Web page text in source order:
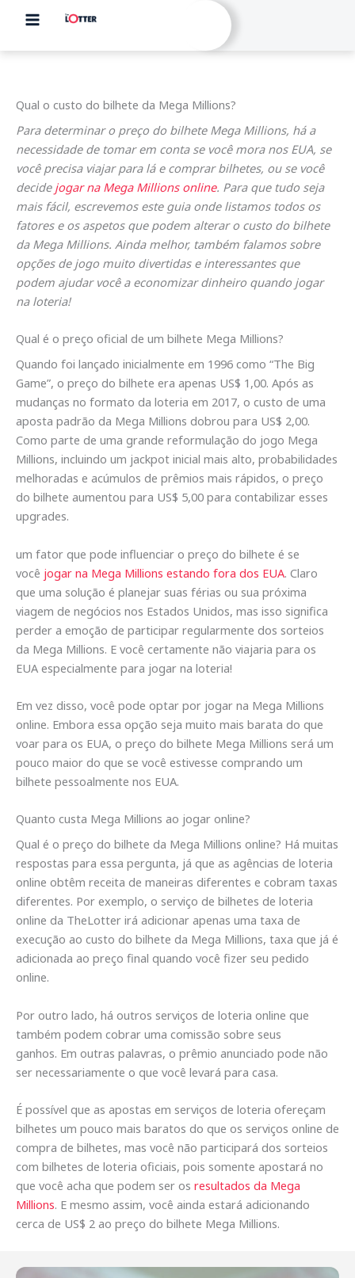
content
Qual o custo do bilhete da Mega Millions?
Para determinar o preço do bilhete Mega Millions, há a
necessidade de tomar em conta se você mora nos EUA, se
você precisa viajar para lá e comprar bilhetes, ou se você
decide jogar na Mega Millions online. Para que tudo seja
mais fácil, escrevemos este guia onde listamos todos os
fatores e os aspetos que podem alterar o custo do bilhete
da Mega Millions. Ainda melhor, também falamos sobre
opções de jogo muito divertidas e interessantes que
podem ajudar você a economizar dinheiro quando jogar
na loteria!
Qual é o preço oficial de um bilhete Mega Millions?
Quando foi lançado inicialmente em 1996 como “The Big
Game”, o preço do bilhete era apenas US$ 1,00. Após as
mudanças no formato da loteria em 2017, o custo de uma
aposta padrão da Mega Millions dobrou para US$ 2,00.
Como parte de uma grande reformulação do jogo Mega
Millions, incluindo um jackpot inicial mais alto, probabilidades
melhoradas e acúmulos de prêmios mais rápidos, o preço
do bilhete aumentou para US$ 5,00 para contabilizar esses
upgrades.
um fator que pode influenciar o preço do bilhete é se
você jogar na Mega Millions estando fora dos EUA. Claro
que uma solução é planejar suas férias ou sua próxima
viagem de negócios nos Estados Unidos, mas isso significa
perder a emoção de participar regularmente dos sorteios
da Mega Millions. E você certamente não viajaria para os
EUA especialmente para jogar na loteria!
Em vez disso, você pode optar por jogar na Mega Millions
online. Embora essa opção seja muito mais barata do que
voar para os EUA, o preço do bilhete Mega Millions será um
pouco maior do que se você estivesse comprando um
bilhete pessoalmente nos EUA.
Quanto custa Mega Millions ao jogar online?
Qual é o preço do bilhete da Mega Millions online? Há muitas
respostas para essa pergunta, já que as agências de loteria
online obtêm receita de maneiras diferentes e cobram taxas
diferentes. Por exemplo, o serviço de bilhetes de loteria
online da TheLotter irá adicionar apenas uma taxa de
execução ao custo do bilhete da Mega Millions, taxa que já é
adicionada ao preço final quando você fizer seu pedido
online.
Por outro lado, há outros serviços de loteria online que
também podem cobrar uma comissão sobre seus
ganhos. Em outras palavras, o prêmio anunciado pode não
ser necessariamente o que você levará para casa.
É possível que as apostas em serviços de loteria ofereçam
bilhetes um pouco mais baratos do que os serviços online de
compra de bilhetes, mas você não participará dos sorteios
com bilhetes de loteria oficiais, pois somente apostará no
que você acha que podem ser os resultados da Mega
Millions. E mesmo assim, você ainda estará adicionando
cerca de US$ 2 ao preço do bilhete Mega Millions.